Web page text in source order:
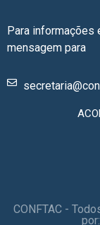
Para informações
mensagem para
CONFTAC -